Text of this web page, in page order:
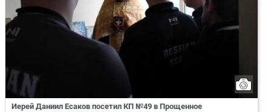
Иерей Даниил Есаков посетил КП №49 в Прощенное